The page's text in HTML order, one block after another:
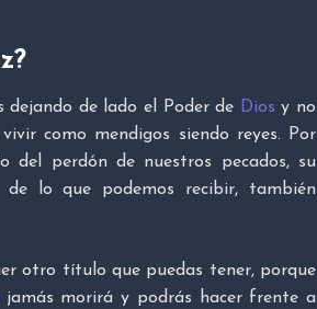
dejando de lado el Poder de Dios y no
como mendigos siendo reyes. Por
del perdón de nuestros pecados, su
lo que podemos recibir, también
otro título que puedas tener, porque
jamás morirá y podrás hacer frente a